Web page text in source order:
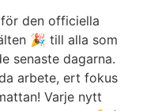
den officiella
🎉 till alla som
senaste dagarna.
arbete, ert fokus
Varje nytt